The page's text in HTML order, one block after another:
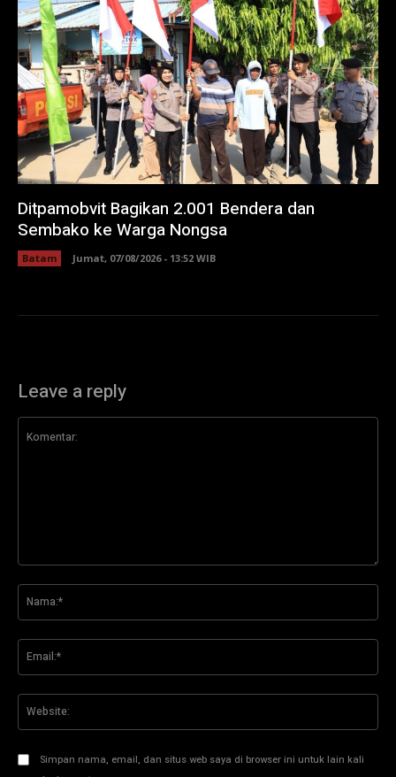
Ditpamobvit Bagikan 2.001 Bendera dan
Sembako ke Warga Nongsa
Batam Jumat, 07/08/2026 - 13:52 WIB
Leave a reply
Simpan nama, email, dan situs web saya di browser ini untuk lain kali